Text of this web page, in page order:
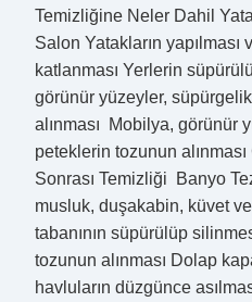
Temizliğine Neler Dahil
Salon Yatakların yapılması
katlanması Yerlerin
görünür yüzeyler,
alınması Mobilya, görünür
peteklerin tozunun
Sonrası Temizliği Banyo
musluk, duşakabin, küvet
tabanının süpürülüp
tozunun alınması Dolap
havluların düzgünce